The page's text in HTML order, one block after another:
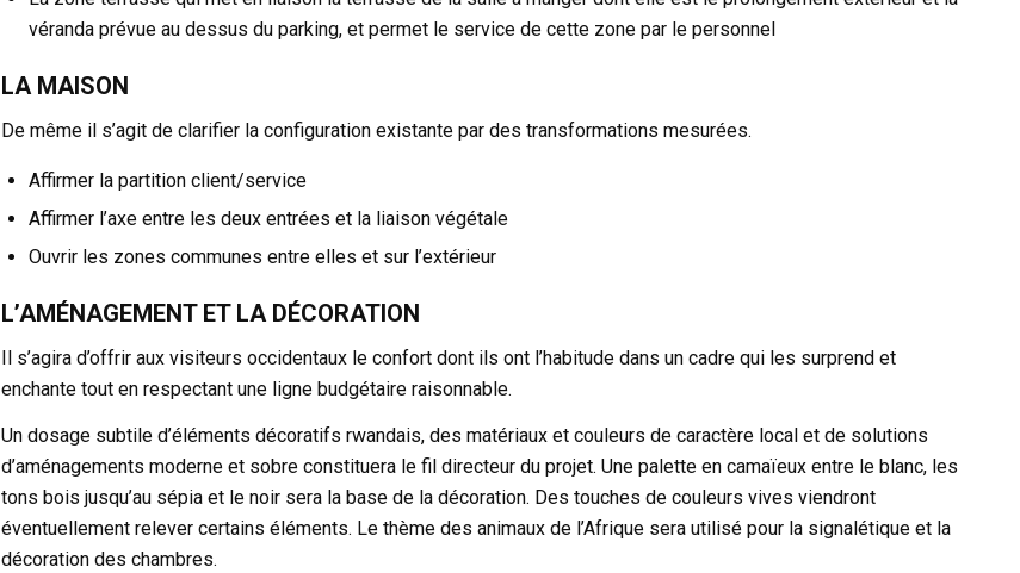
véranda prévue au dessus du parking, et permet le service de cette zone par le personnel
LA MAISON
De même il s’agit de clarifier la configuration existante par des transformations mesurées.
Affirmer la partition client/service
Affirmer l’axe entre les deux entrées et la liaison végétale
Ouvrir les zones communes entre elles et sur l’extérieur
L’AMÉNAGEMENT ET LA DÉCORATION
Il s’agira d’offrir aux visiteurs occidentaux le confort dont ils ont l’habitude dans un cadre qui les surprend et
enchante tout en respectant une ligne budgétaire raisonnable.
Un dosage subtile d’éléments décoratifs rwandais, des matériaux et couleurs de caractère local et de solutions
d’aménagements moderne et sobre constituera le fil directeur du projet. Une palette en camaïeux entre le blanc, les
tons bois jusqu’au sépia et le noir sera la base de la décoration. Des touches de couleurs vives viendront
éventuellement relever certains éléments. Le thème des animaux de l’Afrique sera utilisé pour la signalétique et la
décoration des chambres.